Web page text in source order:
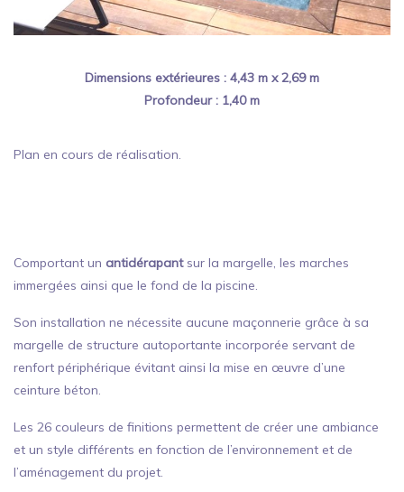
Dimensions extérieures : 4,43 m x 2,69 m
Profondeur : 1,40 m
Plan en cours de réalisation.
Comportant un antidérapantsur la margelle, les marches
immergées ainsi que le fond de la piscine.
Son installation ne nécessite aucune maçonnerie grâce à sa
margelle de structure autoportante incorporée servant de
renfort périphérique évitant ainsi la mise en œuvre d’une
ceinture béton.
Les 26 couleurs de finitions permettent de créer une ambiance
et un style différents en fonction de l’environnement et de
l’aménagement du projet.